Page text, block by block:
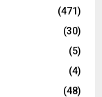
(471)
(30)
(5)
(4)
(48)